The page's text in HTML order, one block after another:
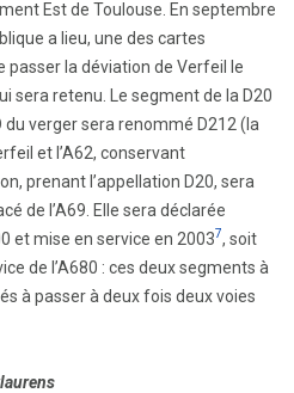
Est de Toulouse. En septembre
a lieu, une des cartes
la déviation de Verfeil le
sera retenu. Le segment de la D20
verger sera renommé D212 (la
et l’A62, conservant
prenant l’appellation D20, sera
de l’A69. Elle sera déclarée
et mise en service en 20037, soit
de l’A680 : ces deux segments à
à passer à deux fois deux voies